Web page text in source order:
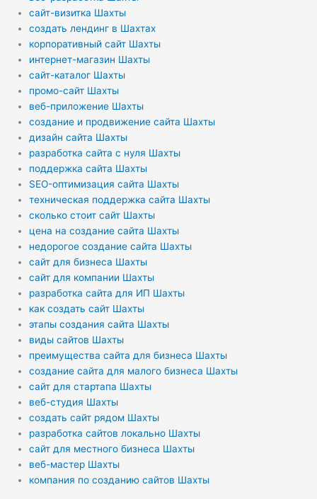
сайт-визитка Шахты
создать лендинг в Шахтах
корпоративный сайт Шахты
интернет-магазин Шахты
сайт-каталог Шахты
промо-сайт Шахты
веб-приложение Шахты
создание и продвижение сайта Шахты
дизайн сайта Шахты
разработка сайта с нуля Шахты
поддержка сайта Шахты
SEO-оптимизация сайта Шахты
техническая поддержка сайта Шахты
сколько стоит сайт Шахты
цена на создание сайта Шахты
недорогое создание сайта Шахты
сайт для бизнеса Шахты
сайт для компании Шахты
разработка сайта для ИП Шахты
как создать сайт Шахты
этапы создания сайта Шахты
виды сайтов Шахты
преимущества сайта для бизнеса Шахты
создание сайта для малого бизнеса Шахты
сайт для стартапа Шахты
веб-студия Шахты
создать сайт рядом Шахты
разработка сайтов локально Шахты
сайт для местного бизнеса Шахты
веб-мастер Шахты
компания по созданию сайтов Шахты